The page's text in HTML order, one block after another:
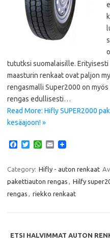
tututksi suomalaisille.
maasturin renkaat ovat paljon
rengasmalli Super2000 on
rengas edullisesti…
Read More: Hifly SUPER2000
kesäajoon! »
e
o
o
T
t
e
W
t
A
p
E
i
Category: Hifly - auton renkaat
pakettiauton rengas
Hilfy
rengas
riekko renkaat
ETSI HALVIMMAT AUTON